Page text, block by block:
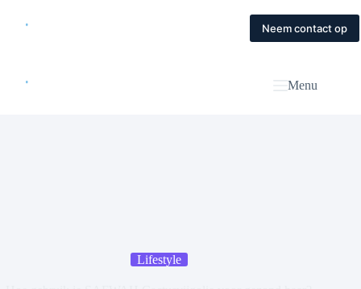
Contact
Neem contact op
Menu
Lifestyle